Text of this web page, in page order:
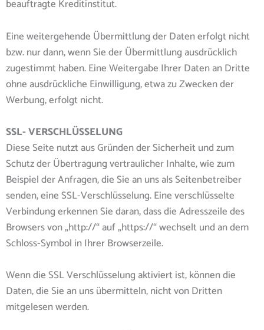
beauftragte Kreditinstitut.
Eine weitergehende Übermittlung der Daten erfolgt nicht
bzw. nur dann, wenn Sie der Übermittlung ausdrücklich
zugestimmt haben. Eine Weitergabe Ihrer Daten an Dritte
ohne ausdrückliche Einwilligung, etwa zu Zwecken der
Werbung, erfolgt nicht.
SSL- VERSCHLÜSSELUNG
Diese Seite nutzt aus Gründen der Sicherheit und zum
Schutz der Übertragung vertraulicher Inhalte, wie zum
Beispiel der Anfragen, die Sie an uns als Seitenbetreiber
senden, eine SSL-Verschlüsselung. Eine verschlüsselte
Verbindung erkennen Sie daran, dass die Adresszeile des
Browsers von „http://“ auf „https://“ wechselt und an dem
Schloss-Symbol in Ihrer Browserzeile.
Wenn die SSL Verschlüsselung aktiviert ist, können die
Daten, die Sie an uns übermitteln, nicht von Dritten
mitgelesen werden.